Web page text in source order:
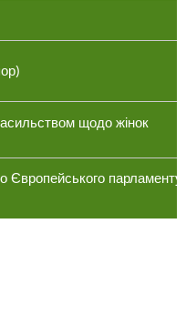
щодо жінок
Європейського